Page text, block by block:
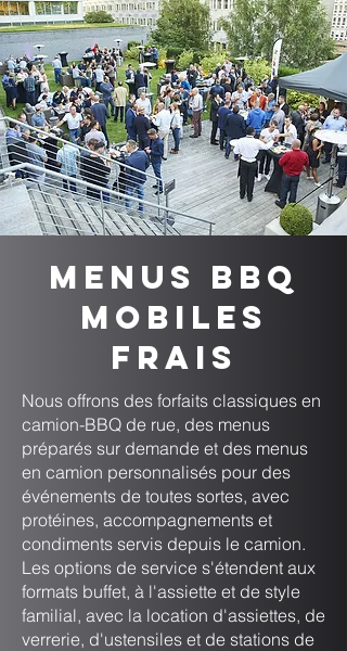
Menus BBQ
mobiles
frais
Nous offrons des forfaits classiques en
camion-BBQ de rue, des menus
préparés sur demande et des menus
en camion personnalisés pour des
événements de toutes sortes, avec
protéines, accompagnements et
condiments servis depuis le camion.
Les options de service s'étendent aux
formats buffet, à l'assiette et de style
familial, avec la location d'assiettes, de
verrerie, d'ustensiles et de stations de